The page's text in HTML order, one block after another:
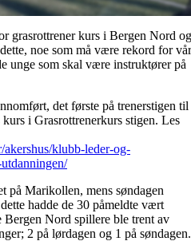
grasrottrener kurs i Bergen Nord og
noe som må være rekord for vår
unge som skal være instruktører på
det første på trenerstigen til
i Grasrottrenerkurs stigen. Les
klubb-leder-og-
på Marikollen, mens søndagen
hadde de 30 påmeldte vært
Nord spillere ble trent av
2 på lørdagen og 1 på søndagen.